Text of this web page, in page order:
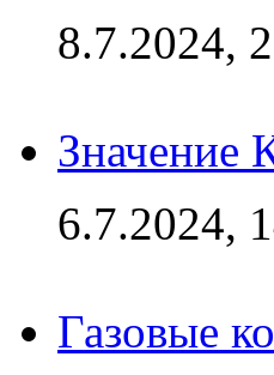
8.7.2024,
Значение
6.7.2024,
Газовые